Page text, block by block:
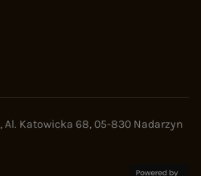
,Al. Katowicka 68,05-830 Nadarzyn